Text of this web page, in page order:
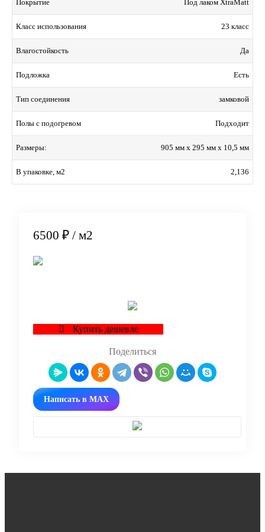
Покрытие Под лаком XtraMatt
Класс использования 23 класс
Влагостойкость Да
Подложка Есть
Тип соединения замковой
Полы с подогревом Подходит
Размеры: 905 мм x 295 мм x 10,5 мм
В упаковке, м2 2,136
6500 ₽ / м2
Купить дешевле
Поделиться
Написать в MAX